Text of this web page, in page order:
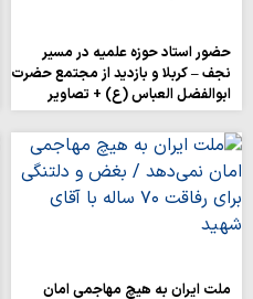
حضور استاد حوزه علمیه در مسیر
نجف – کربلا و بازدید از مجتمع حضرت
ابوالفضل العباس (ع) + تصاویر
ملت ایران به هیچ مهاجمی امان